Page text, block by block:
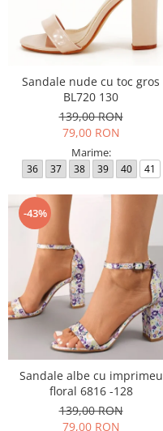
Sandale nude cu toc gros
BL720 130
139,00 RON
79,00 RON
Marime:
36 37 38 39 40 41
-43%
Sandale albe cu imprimeu
floral 6816 -128
139,00 RON
79,00 RON